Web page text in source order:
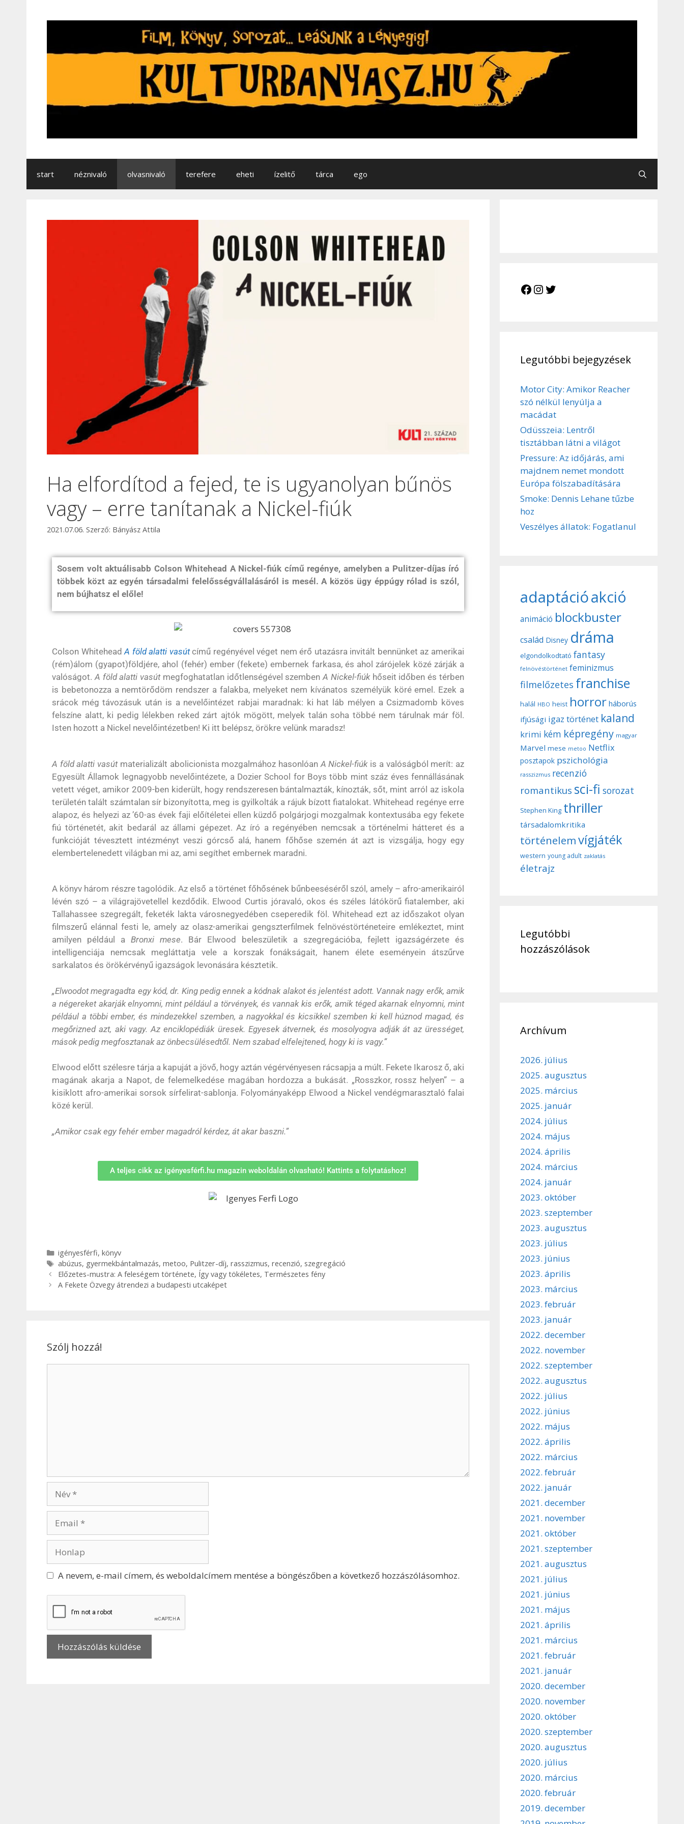
start néznivaló olvasnivaló terefere eheti ízelitő tárca ego
Ha elfordítod a fejed, te is ugyanolyan bűnös
vagy – erre tanítanak a Nickel-fiúk
2021.07.06. Szerző: Bányász Attila
Sosem volt aktuálisabb Colson Whitehead A Nickel-fiúk című regénye, amelyben a Pulitzer-díjas író
többek közt az egyén társadalmi felelősségvállalásáról is mesél. A közös ügy éppúgy rólad is szól,
nem bújhatsz el előle!
Colson WhiteheadA föld alatti vasútcímű regényével véget nem érő utazásra invitált bennünket az amerikai
(rém)álom (gyapot)földjére, ahol (fehér) ember (fekete) embernek farkasa, és ahol zárójelek közé zárják a
valóságot.A föld alatti vasútmegfoghatatlan időtlenségével szembenA Nickel-fiúkhőseit időben és térben
is bebetonozza a nemtörődöm rendszer a falakba, melyeket nem kívánatos személyük köré emel. Ezek a
srácok még távozásuk után is a nevelőintézet rabjai maradnak: ki hat láb mélyen a Csizmadomb köves
felszíne alatt, ki pedig lélekben reked zárt ajtók mögött, melyek talán soha többé nem tárulnak már föl.
Isten hozott a Nickel nevelőintézetben! Ki itt belépsz, örökre velünk maradsz!
A föld alatti vasútmaterializált abolicionista mozgalmához hasonlóan A Nickel-fiúkis a valóságból merít: az
Egyesült Államok legnagyobb nevelőintézete, a Dozier School for Boys több mint száz éves fennállásának
vetett véget, amikor 2009-ben kiderült, hogy rendszeresen bántalmazták, kínozták, sőt, mint arról az iskola
területén talált számtalan sír bizonyította, meg is gyilkolták a rájuk bízott fiatalokat. Whitehead regénye erre
alapoz, és helyezi az ’60-as évek faji előítéletei ellen küzdő polgárjogi mozgalmak kontextusába egy fekete
fiú történetét, akit bedarál az állami gépezet. Az író a regényében nemcsak a történelmi hátteret és a
funkcióját tévesztett intézményt veszi górcső alá, hanem főhőse szemén át azt is vizsgálja, hogy egy
elembertelenedett világban mi az, ami segíthet embernek maradni.
A könyv három részre tagolódik. Az első a történet főhősének bűnbeeséséről szól, amely – afro-amerikairól
lévén szó – a világrajövetellel kezdődik. Elwood Curtis jóravaló, okos és széles látókörű fiatalember, aki
Tallahassee szegregált, feketék lakta városnegyedében cseperedik föl. Whitehead ezt az időszakot olyan
filmszerű elánnal festi le, amely az olasz-amerikai gengszterfilmek felnövéstörténeteire emlékeztet, mint
amilyen például a Bronxi mese. Bár Elwood beleszületik a szegregációba, fejlett igazságérzete és
intelligenciája nemcsak megláttatja vele a korszak fonákságait, hanem élete eseményein átszűrve
sarkalatos és örökérvényű igazságok levonására késztetik.
„Elwoodot megragadta egy kód, dr. King pedig ennek a kódnak alakot és jelentést adott. Vannak nagy erők, amik
a négereket akarják elnyomni, mint például a törvények, és vannak kis erők, amik téged akarnak elnyomni, mint
például a többi ember, és mindezekkel szemben, a nagyokkal és kicsikkel szemben ki kell húznod magad, és
megőrizned azt, aki vagy. Az enciklopédiák üresek. Egyesek átvernek, és mosolyogva adják át az ürességet,
mások pedig megfosztanak az önbecsülésedtől. Nem szabad elfelejtened, hogy ki is vagy.”
Elwood előtt szélesre tárja a kapuját a jövő, hogy aztán végérvényesen rácsapja a múlt. Fekete Ikarosz ő, aki
magának akarja a Napot, de felemelkedése magában hordozza a bukását. „Rosszkor, rossz helyen” – a
kisiklott afro-amerikai sorsok sírfelirat-sablonja. Folyományaképp Elwood a Nickel vendégmarasztaló falai
közé kerül.
„Amikor csak egy fehér ember magadról kérdez, át akar baszni.”
A teljes cikk az igényesférfi.hu magazin weboldalán olvasható! Kattints a folytatáshoz!
igényesférfi, könyv
abúzus, gyermekbántalmazás, metoo, Pulitzer-díj, rasszizmus, recenzió, szegregáció
Előzetes-mustra: A feleségem története, Így vagy tökéletes, Természetes fény
A Fekete Özvegy átrendezi a budapesti utcaképet
Szólj hozzá!
A nevem, e-mail címem, és weboldalcímem mentése a böngészőben a következő hozzászólásomhoz.
Legutóbbi bejegyzések
Motor City: Amikor Reacher
szó nélkül lenyúlja a
macádat
Odüsszeia: Lentről
tisztábban látni a világot
Pressure: Az időjárás, ami
majdnem nemet mondott
Európa fölszabadítására
Smoke: Dennis Lehane tűzbe
hoz
Veszélyes állatok: Fogatlanul
adaptációakció
animáció blockbuster
család Disney dráma
elgondolkodtató fantasy
felnövéstörténet feminizmus
filmelőzetes franchise
halál HBO heist horror háborús
ifjúsági igaz történet kaland
krimi kém képregény magyar
Marvel mese metoo Netflix
posztapok pszichológia
rasszizmus recenzió
romantikus sci-fi sorozat
Stephen King thriller
társadalomkritika
történelemvígjáték
western young adult zaklatás
életrajz
Legutóbbi
hozzászólások
Archívum
2026. július
2025. augusztus
2025. március
2025. január
2024. július
2024. május
2024. április
2024. március
2024. január
2023. október
2023. szeptember
2023. augusztus
2023. július
2023. június
2023. április
2023. március
2023. február
2023. január
2022. december
2022. november
2022. szeptember
2022. augusztus
2022. július
2022. június
2022. május
2022. április
2022. március
2022. február
2022. január
2021. december
2021. november
2021. október
2021. szeptember
2021. augusztus
2021. július
2021. június
2021. május
2021. április
2021. március
2021. február
2021. január
2020. december
2020. november
2020. október
2020. szeptember
2020. augusztus
2020. július
2020. március
2020. február
2019. december